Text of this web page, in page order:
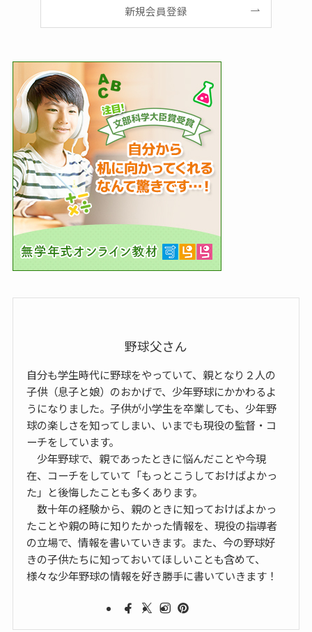
新規会員登録
野球父さん
自分も学生時代に野球をやっていて、親となり２人の
子供（息子と娘）のおかげで、少年野球にかかわるよ
うになりました。子供が小学生を卒業しても、少年野
球の楽しさを知ってしまい、いまでも現役の監督・コ
ーチをしています。
少年野球で、親であったときに悩んだことや今現
在、コーチをしていて「もっとこうしておけばよかっ
た」と後悔したことも多くあります。
数十年の経験から、親のときに知っておけばよかっ
たことや親の時に知りたかった情報を、現役の指導者
の立場で、情報を書いていきます。また、今の野球好
きの子供たちに知っておいてほしいことも含めて、
様々な少年野球の情報を好き勝手に書いていきます！